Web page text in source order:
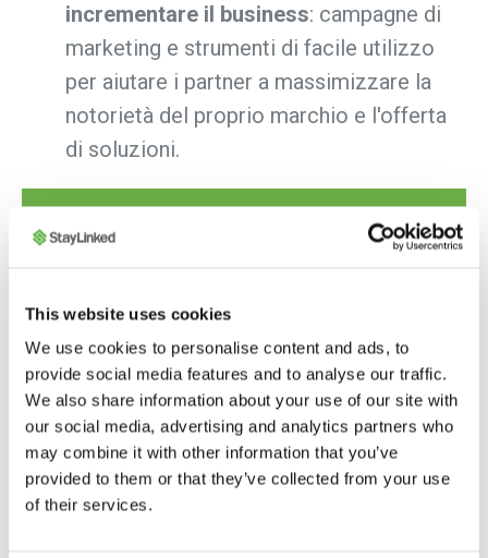
This website uses cookies
We use cookies to personalise content and ads, to
provide social media features and to analyse our traffic.
We also share information about your use of our site with
our social media, advertising and analytics partners who
may combine it with other information that you’ve
provided to them or that they’ve collected from your use
of their services.
incrementare il business: campagne di
marketing e strumenti di facile utilizzo
per aiutare i partner a massimizzare la
notorietà del proprio marchio e l'offerta
di soluzioni.
Scopri come diventare partner
First Name*
Last Name*